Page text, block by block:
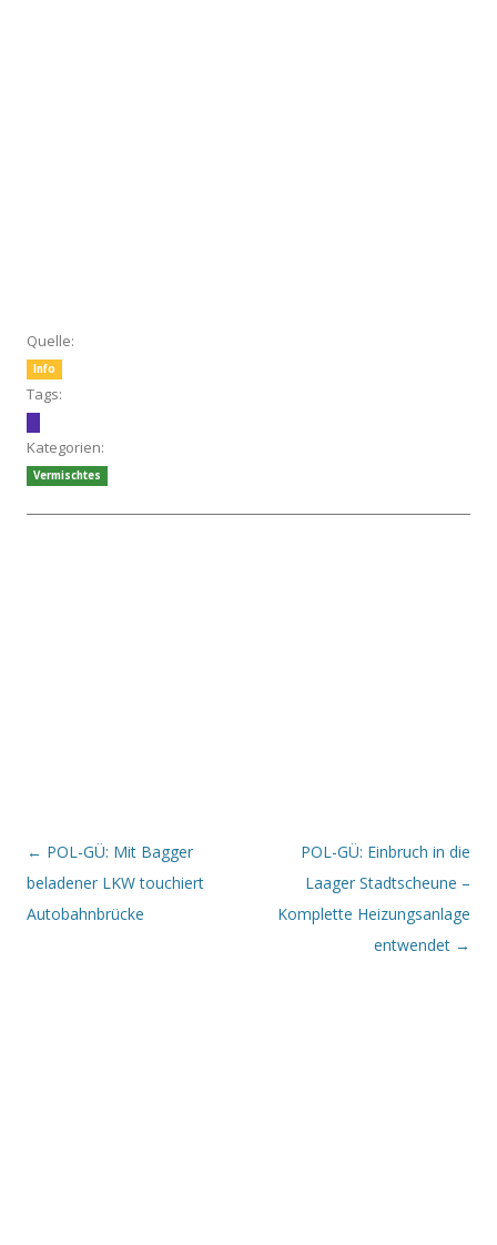
Quelle:
Info
Tags:
Kategorien:
Vermischtes
Beitrags-Navigation
← POL-GÜ: Mit Bagger
beladener LKW touchiert
Autobahnbrücke
POL-GÜ: Einbruch in die
Laager Stadtscheune –
Komplette Heizungsanlage
entwendet →